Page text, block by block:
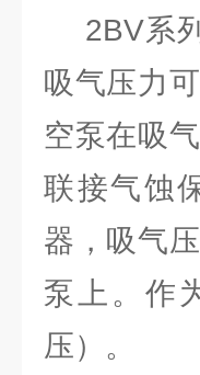
2BV系列
吸气压力
空泵在吸
联接气蚀
器，吸气
泵上。作
压）。